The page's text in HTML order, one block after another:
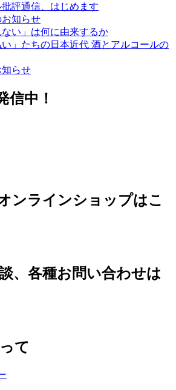
評通信、はじめます
知らせ
い」は何に由来するか
」たちの日本近代 酒とアルコールの
らせ
信中！
ンラインショップはこ
、各種お問い合わせは
て